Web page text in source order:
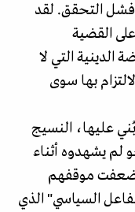
فشل التحقق. لقد
القضية
الدينية التي لا
بها سوى
عليها، النسيج
لم يشهدوه أثناء
موقفهم
السياسي" الذي